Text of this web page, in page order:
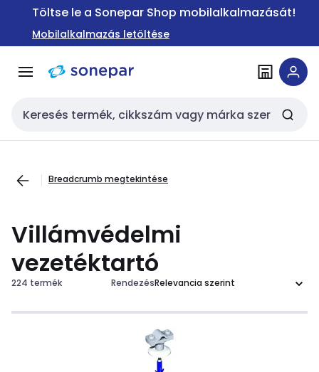
Ugrás a
Ugrás a
tartalomra
Töltse le a Sonepar Shop mobilalkalmazását!
Mobilalkalmazás letöltése
Keresési bemenet
Breadcrumb megtekintése
Villámvédelmi
vezetéktartó
224 termék Rendezés